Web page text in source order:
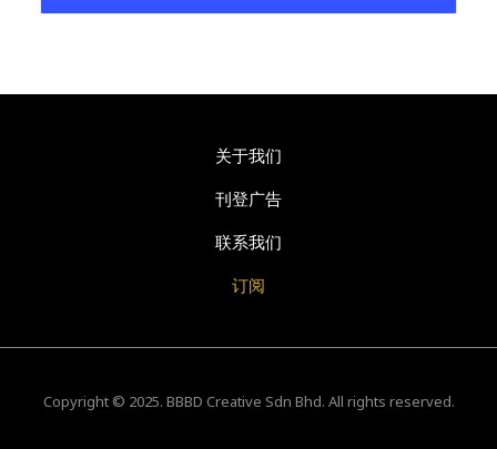
关于我们
刊登广告
联系我们
订阅
Copyright © 2025. BBBD Creative Sdn Bhd. All rights reserved.